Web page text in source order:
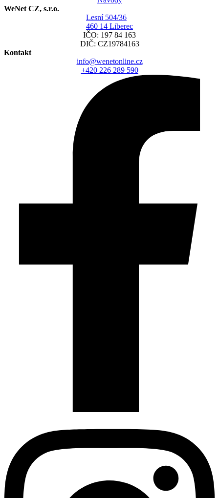
WeNet CZ, s.r.o.
Lesní 504/36
460 14 Liberec
IČO: 197 84 163
DIČ: CZ19784163
Kontakt
info@wenetonline.cz
+420 226 289 590